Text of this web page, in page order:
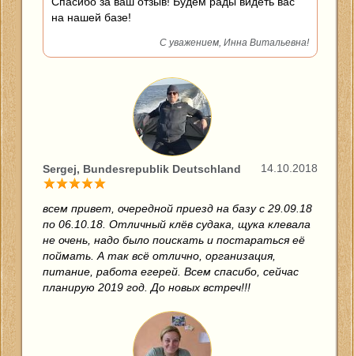
на нашей базе!
С уважением, Инна Витальевна!
14.10.2018
Sergej, Bundesrepublik Deutschland
всем привет, очередной приезд на базу с 29.09.18
по 06.10.18. Отличный клёв судака, щука клевала
не очень, надо было поискать и постараться её
поймать. А так всё отлично, организация,
питание, работа егерей. Всем спасибо, сейчас
планирую 2019 год. До новых встреч!!!